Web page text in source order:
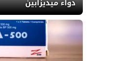
دواء ميديزابين